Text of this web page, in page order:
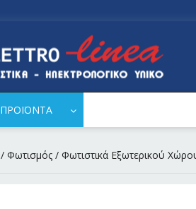
ΠΡΟΪΟΝΤΑ
/ Φωτισμός / Φωτιστικά Εξωτερικού